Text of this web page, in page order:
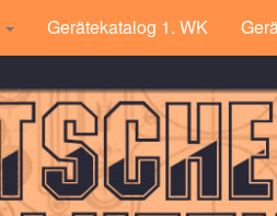
Gerätekatalog 1. WK